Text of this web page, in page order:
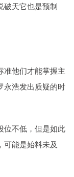
破天它也是预制
准他们才能掌握主
永浩发出质疑的时
位不低，但是如此
能是始料未及